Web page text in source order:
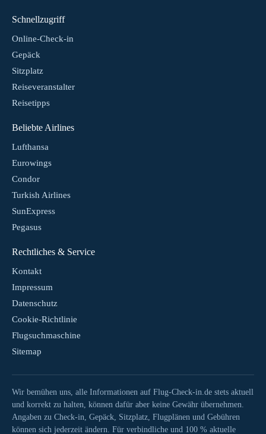
Schnellzugriff
Online-Check-in
Gepäck
Sitzplatz
Reiseveranstalter
Reisetipps
Beliebte Airlines
Lufthansa
Eurowings
Condor
Turkish Airlines
SunExpress
Pegasus
Rechtliches & Service
Kontakt
Impressum
Datenschutz
Cookie-Richtlinie
Flugsuchmaschine
Sitemap
Wir bemühen uns, alle Informationen auf Flug-Check-in.de stets aktuell
und korrekt zu halten, können dafür aber keine Gewähr übernehmen.
Angaben zu Check-in, Gepäck, Sitzplatz, Flugplänen und Gebühren
können sich jederzeit ändern. Für verbindliche und 100 % aktuelle